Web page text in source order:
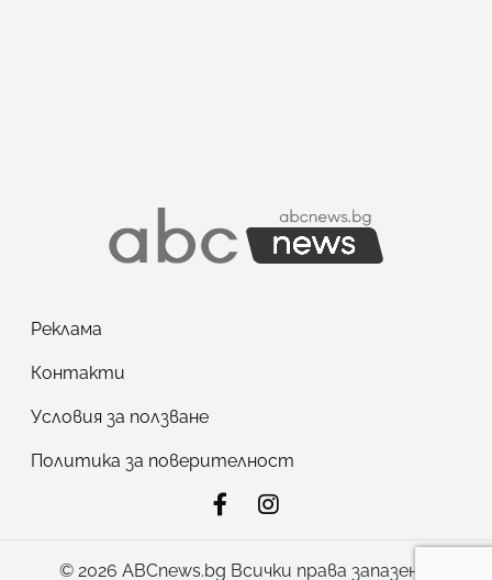
Реклама
Контакти
Условия за ползване
Политика за поверителност
© 2026 ABCnews.bg Всички права запазени!